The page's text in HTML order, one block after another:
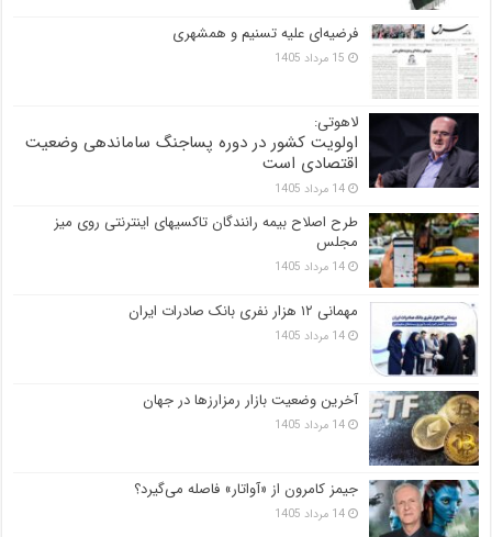
فرضیه‌ای علیه تسنیم و همشهری
15 مرداد 1405
لاهوتی:
اولویت کشور در دوره پساجنگ ساماندهی وضعیت
اقتصادی است
14 مرداد 1405
طرح اصلاح بیمه رانندگان تاکسیهای اینترنتی روی میز
مجلس
14 مرداد 1405
مهمانی ۱۲ هزار نفری بانک صادرات ایران
14 مرداد 1405
آخرین وضعیت بازار رمزارزها در جهان
14 مرداد 1405
جیمز کامرون از «آواتار» فاصله می‌گیرد؟
14 مرداد 1405